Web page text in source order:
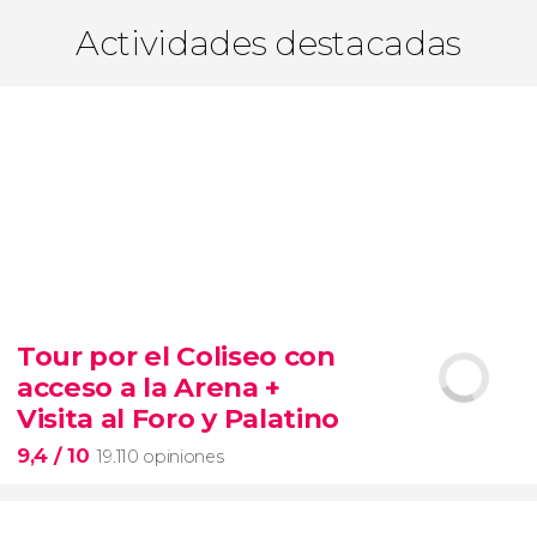
Actividades destacadas
Tour por el Coliseo con
acceso a la Arena +
Visita al Foro y Palatino
9,4 / 10 19.110 opiniones